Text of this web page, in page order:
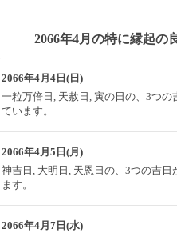
2066年4月の特に縁起の
2066年4月4日(日)
一粒万倍日, 天赦日, 寅の日の、3つの
ています。
2066年4月5日(月)
神吉日, 大明日, 天恩日の、3つの吉日
ます。
2066年4月7日(水)